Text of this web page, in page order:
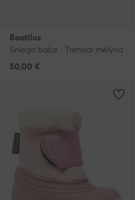
Boatilus
Sniego batai · Tamsiai mėlyna
50,00 €